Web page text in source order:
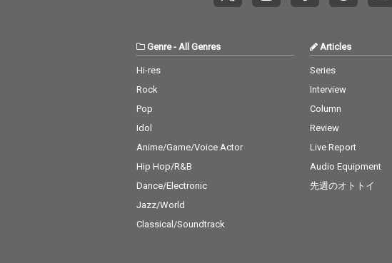
Genre- All Genres
Hi-res
Rock
Pop
Idol
Anime/Game/Voice Actor
Hip Hop/R&B
Dance/Electronic
Jazz/World
Classical/Soundtrack
Articles
Series
Interview
Column
Review
Live Report
Audio Equipment
先週のオトトイ